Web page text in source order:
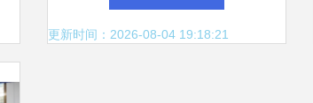
务的创新与担当
更新时间：2026-08-04 19:18:21